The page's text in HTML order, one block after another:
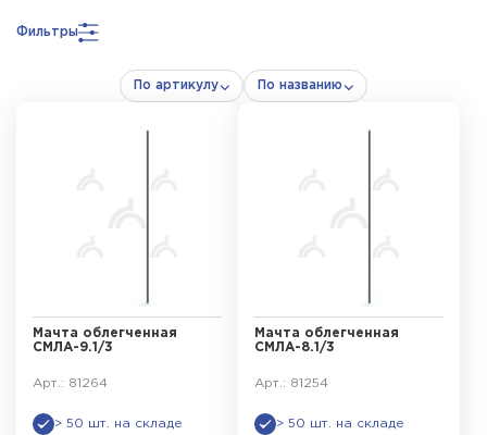
Фильтры
По артикулу По названию
Мачта облегченная
СМЛА-9.1/3
Арт.: 81264
> 50 шт. на складе
Мачта облегченная
СМЛА-8.1/3
Арт.: 81254
> 50 шт. на складе